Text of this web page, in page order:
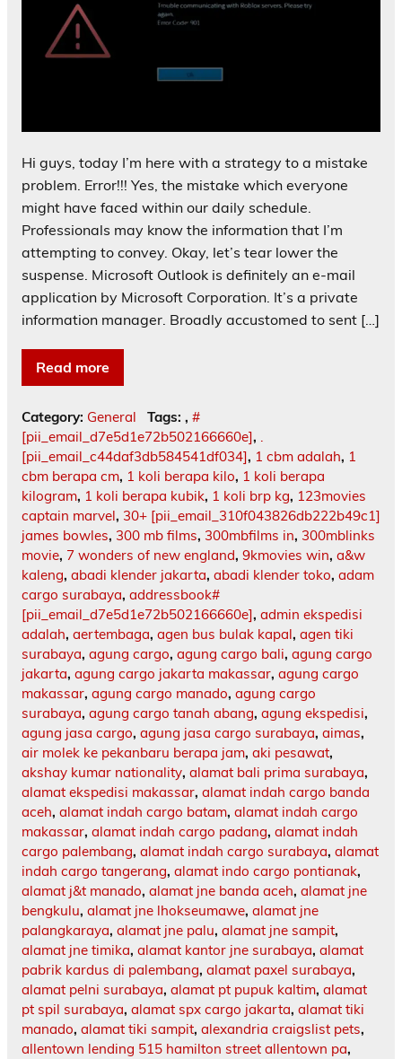
Hi guys, today I’m here with a strategy to a mistake
problem. Error!!! Yes, the mistake which everyone
might have faced within our daily schedule.
Professionals may know the information that I’m
attempting to convey. Okay, let’s tear lower the
suspense. Microsoft Outlook is definitely an e-mail
application by Microsoft Corporation. It’s a private
information manager. Broadly accustomed to sent […]
Read more
Category: General Tags: , #
[pii_email_d7e5d1e72b502166660e], .
[pii_email_c44daf3db584541df034], 1 cbm adalah, 1
cbm berapa cm, 1 koli berapa kilo, 1 koli berapa
kilogram, 1 koli berapa kubik, 1 koli brp kg, 123movies
captain marvel, 30+ [pii_email_310f043826db222b49c1]
james bowles, 300 mb films, 300mbfilms in, 300mblinks
movie, 7 wonders of new england, 9kmovies win, a&w
kaleng, abadi klender jakarta, abadi klender toko, adam
cargo surabaya, addressbook#
[pii_email_d7e5d1e72b502166660e], admin ekspedisi
adalah, aertembaga, agen bus bulak kapal, agen tiki
surabaya, agung cargo, agung cargo bali, agung cargo
jakarta, agung cargo jakarta makassar, agung cargo
makassar, agung cargo manado, agung cargo
surabaya, agung cargo tanah abang, agung ekspedisi,
agung jasa cargo, agung jasa cargo surabaya, aimas,
air molek ke pekanbaru berapa jam, aki pesawat,
akshay kumar nationality, alamat bali prima surabaya,
alamat ekspedisi makassar, alamat indah cargo banda
aceh, alamat indah cargo batam, alamat indah cargo
makassar, alamat indah cargo padang, alamat indah
cargo palembang, alamat indah cargo surabaya, alamat
indah cargo tangerang, alamat indo cargo pontianak,
alamat j&t manado, alamat jne banda aceh, alamat jne
bengkulu, alamat jne lhokseumawe, alamat jne
palangkaraya, alamat jne palu, alamat jne sampit,
alamat jne timika, alamat kantor jne surabaya, alamat
pabrik kardus di palembang, alamat paxel surabaya,
alamat pelni surabaya, alamat pt pupuk kaltim, alamat
pt spil surabaya, alamat spx cargo jakarta, alamat tiki
manado, alamat tiki sampit, alexandria craigslist pets,
allentown lending 515 hamilton street allentown pa,